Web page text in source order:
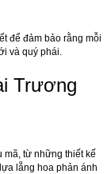
để đảm bảo rằng mỗi
và quý phái.
Trương
mã, từ những thiết kế
lẵng hoa phản ánh